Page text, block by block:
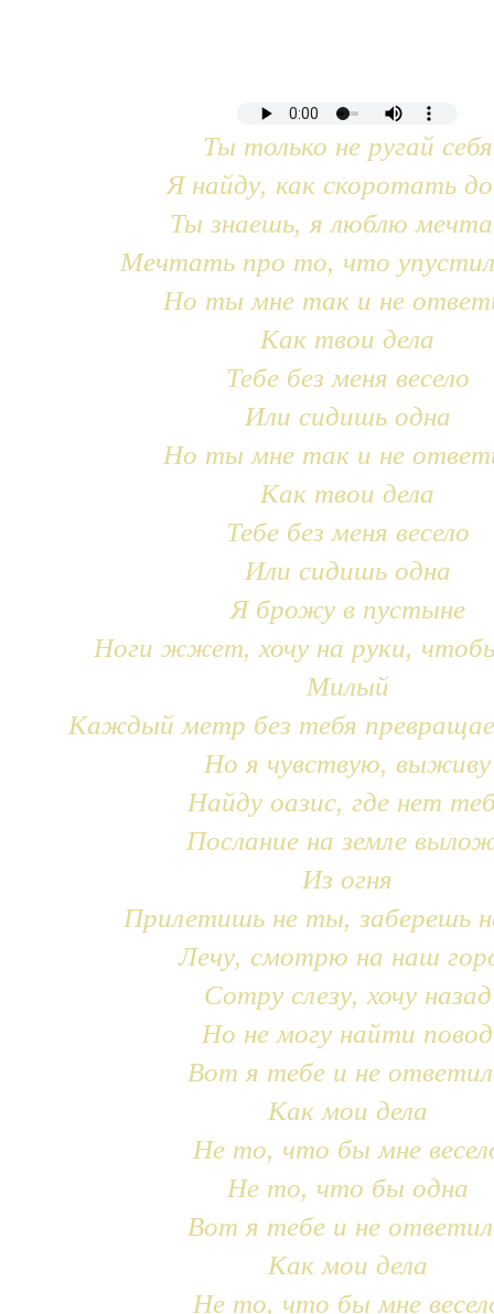
Ты только не ругай себя
Я найду, как скоротать
Ты знаешь, я люблю
Мечтать про то, что
Но ты мне так и не
Как твои дела
Тебе без меня весело
Или сидишь одна
Но ты мне так и не
Как твои дела
Тебе без меня весело
Или сидишь одна
Я брожу в пустыне
Ноги жжет, хочу на руки,
Милый
Каждый метр без тебя
Но я чувствую, выживу
Найду оазис, где нет
Послание на земле
Из огня
Прилетишь не ты, заберешь
Лечу, смотрю на наш
Сотру слезу, хочу назад
Но не могу найти повод
Вот я тебе и не
Как мои дела
Не то, что бы мне
Не то, что бы одна
Вот я тебе и не
Как мои дела
Не то, что бы мне